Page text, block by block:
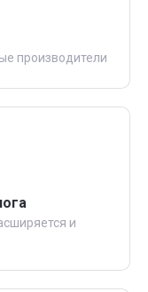
производители
и